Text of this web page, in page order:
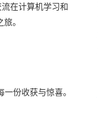
在计算机学习和
。
份收获与惊喜。